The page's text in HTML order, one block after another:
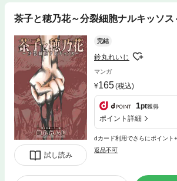
茶子と穂乃花～分裂細胞ナルキッソス
試し読み
完結
鈴丸れいじ
マンガ
165(税込)
1pt獲得
ポイント詳細
dカード利用でさらにポイント
返品不可